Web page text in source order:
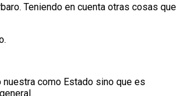
Teniendo en cuenta otras cosas que
como Estado sino que es